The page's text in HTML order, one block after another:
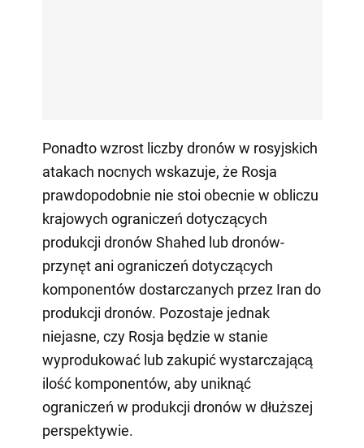
Ponadto wzrost liczby dronów w rosyjskich
atakach nocnych wskazuje, że Rosja
prawdopodobnie nie stoi obecnie w obliczu
krajowych ograniczeń dotyczących
produkcji dronów Shahed lub dronów-
przynęt ani ograniczeń dotyczących
komponentów dostarczanych przez Iran do
produkcji dronów. Pozostaje jednak
niejasne, czy Rosja będzie w stanie
wyprodukować lub zakupić wystarczającą
ilość komponentów, aby uniknąć
ograniczeń w produkcji dronów w dłuższej
perspektywie.